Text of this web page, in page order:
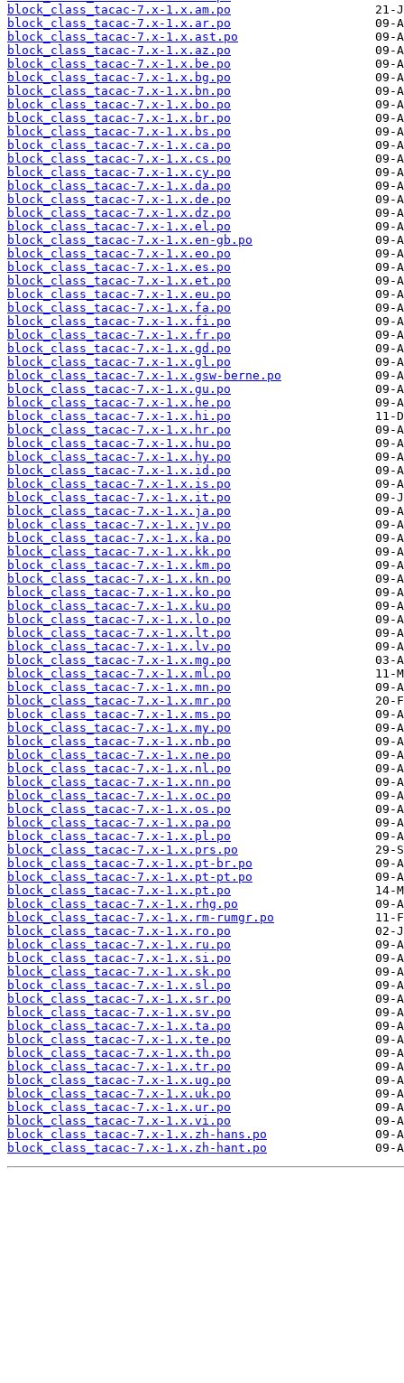
block_class_tacac-7.x-1.x.am.po
block_class_tacac-7.x-1.x.ar.po
block_class_tacac-7.x-1.x.ast.po
block_class_tacac-7.x-1.x.az.po
block_class_tacac-7.x-1.x.be.po
block_class_tacac-7.x-1.x.bg.po
block_class_tacac-7.x-1.x.bn.po
block_class_tacac-7.x-1.x.bo.po
block_class_tacac-7.x-1.x.br.po
block_class_tacac-7.x-1.x.bs.po
block_class_tacac-7.x-1.x.ca.po
block_class_tacac-7.x-1.x.cs.po
block_class_tacac-7.x-1.x.cy.po
block_class_tacac-7.x-1.x.da.po
block_class_tacac-7.x-1.x.de.po
block_class_tacac-7.x-1.x.dz.po
block_class_tacac-7.x-1.x.el.po
block_class_tacac-7.x-1.x.en-gb.po
block_class_tacac-7.x-1.x.eo.po
block_class_tacac-7.x-1.x.es.po
block_class_tacac-7.x-1.x.et.po
block_class_tacac-7.x-1.x.eu.po
block_class_tacac-7.x-1.x.fa.po
block_class_tacac-7.x-1.x.fi.po
block_class_tacac-7.x-1.x.fr.po
block_class_tacac-7.x-1.x.gd.po
block_class_tacac-7.x-1.x.gl.po
block_class_tacac-7.x-1.x.gsw-berne.po
block_class_tacac-7.x-1.x.gu.po
block_class_tacac-7.x-1.x.he.po
block_class_tacac-7.x-1.x.hi.po
block_class_tacac-7.x-1.x.hr.po
block_class_tacac-7.x-1.x.hu.po
block_class_tacac-7.x-1.x.hy.po
block_class_tacac-7.x-1.x.id.po
block_class_tacac-7.x-1.x.is.po
block_class_tacac-7.x-1.x.it.po
block_class_tacac-7.x-1.x.ja.po
block_class_tacac-7.x-1.x.jv.po
block_class_tacac-7.x-1.x.ka.po
block_class_tacac-7.x-1.x.kk.po
block_class_tacac-7.x-1.x.km.po
block_class_tacac-7.x-1.x.kn.po
block_class_tacac-7.x-1.x.ko.po
block_class_tacac-7.x-1.x.ku.po
block_class_tacac-7.x-1.x.lo.po
block_class_tacac-7.x-1.x.lt.po
block_class_tacac-7.x-1.x.lv.po
block_class_tacac-7.x-1.x.mg.po
block_class_tacac-7.x-1.x.ml.po
block_class_tacac-7.x-1.x.mn.po
block_class_tacac-7.x-1.x.mr.po
block_class_tacac-7.x-1.x.ms.po
block_class_tacac-7.x-1.x.my.po
block_class_tacac-7.x-1.x.nb.po
block_class_tacac-7.x-1.x.ne.po
block_class_tacac-7.x-1.x.nl.po
block_class_tacac-7.x-1.x.nn.po
block_class_tacac-7.x-1.x.oc.po
block_class_tacac-7.x-1.x.os.po
block_class_tacac-7.x-1.x.pa.po
block_class_tacac-7.x-1.x.pl.po
block_class_tacac-7.x-1.x.prs.po
block_class_tacac-7.x-1.x.pt-br.po
block_class_tacac-7.x-1.x.pt-pt.po
block_class_tacac-7.x-1.x.pt.po
block_class_tacac-7.x-1.x.rhg.po
block_class_tacac-7.x-1.x.rm-rumgr.po
block_class_tacac-7.x-1.x.ro.po
block_class_tacac-7.x-1.x.ru.po
block_class_tacac-7.x-1.x.si.po
block_class_tacac-7.x-1.x.sk.po
block_class_tacac-7.x-1.x.sl.po
block_class_tacac-7.x-1.x.sr.po
block_class_tacac-7.x-1.x.sv.po
block_class_tacac-7.x-1.x.ta.po
block_class_tacac-7.x-1.x.te.po
block_class_tacac-7.x-1.x.th.po
block_class_tacac-7.x-1.x.tr.po
block_class_tacac-7.x-1.x.ug.po
block_class_tacac-7.x-1.x.uk.po
block_class_tacac-7.x-1.x.ur.po
block_class_tacac-7.x-1.x.vi.po
block_class_tacac-7.x-1.x.zh-hans.po
block_class_tacac-7.x-1.x.zh-hant.po